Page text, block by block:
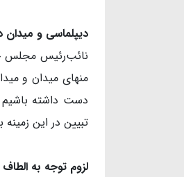
دیپلماسی و میدان
نائب‌رئیس مجلس
منهای میدان و
دست داشته
تبیین در این زمینه
لزوم توجه به